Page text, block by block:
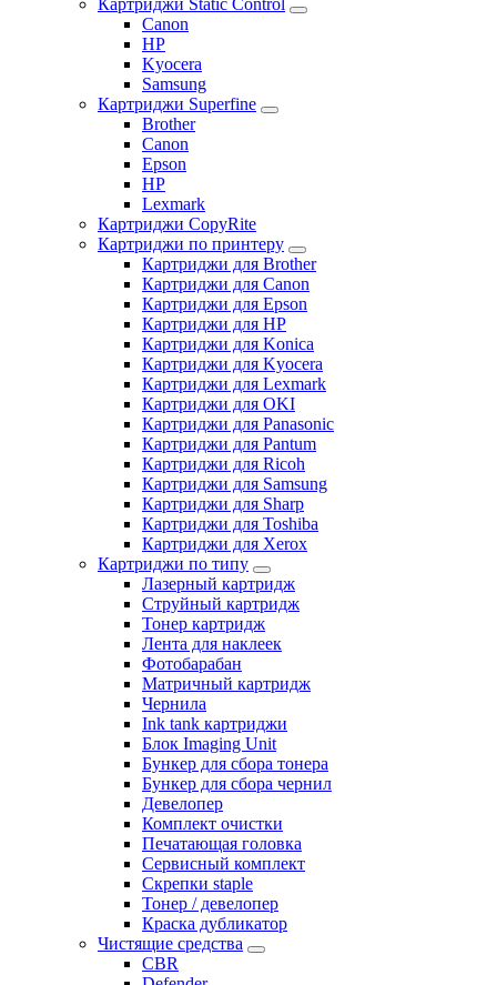
Картриджи Static Control
Canon
HP
Kyocera
Samsung
Картриджи Superfine
Brother
Canon
Epson
HP
Lexmark
Картриджи CopyRite
Картриджи по принтеру
Картриджи для Brother
Картриджи для Canon
Картриджи для Epson
Картриджи для HP
Картриджи для Konica
Картриджи для Kyocera
Картриджи для Lexmark
Картриджи для OKI
Картриджи для Panasonic
Картриджи для Pantum
Картриджи для Ricoh
Картриджи для Samsung
Картриджи для Sharp
Картриджи для Toshiba
Картриджи для Xerox
Картриджи по типу
Лазерный картридж
Струйный картридж
Тонер картридж
Лента для наклеек
Фотобарабан
Матричный картридж
Чернила
Ink tank картриджи
Блок Imaging Unit
Бункер для сбора тонера
Бункер для сбора чернил
Девелопер
Комплект очистки
Печатающая головка
Сервисный комплект
Скрепки staple
Тонер / девелопер
Краска дубликатор
Чистящие средства
CBR